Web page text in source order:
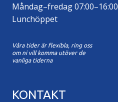
Måndag–fredag 07:00–16:00
Lunchöppet
Våra tider är flexibla, ring oss
om ni vill komma utöver de
vanliga tiderna
KONTAKT